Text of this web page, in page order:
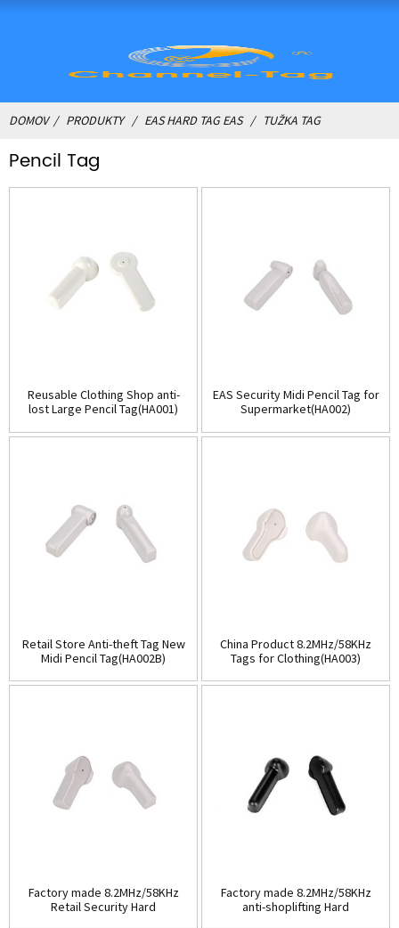
DOMOV PRODUKTY EAS HARD TAG EAS TUŽKA TAG
Pencil Tag
Reusable Clothing Shop anti-
lost Large Pencil Tag(HA001)
EAS Security Midi Pencil Tag for
Supermarket(HA002)
Retail Store Anti-theft Tag New
Midi Pencil Tag(HA002B)
China Product 8.2MHz/58KHz
Tags for Clothing(HA003)
Factory made 8.2MHz/58KHz
Retail Security Hard
Factory made 8.2MHz/58KHz
anti-shoplifting Hard